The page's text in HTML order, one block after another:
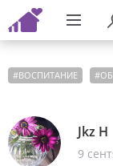
#ВОСПИТАНИЕ #
Jkz H
9